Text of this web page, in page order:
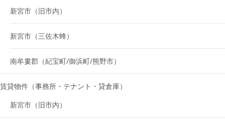
新宮市（旧市内）
新宮市（三佐木蜂）
南牟婁郡（紀宝町/御浜町/熊野市）
賃貸物件（事務所・テナント・貸倉庫）
新宮市（旧市内）